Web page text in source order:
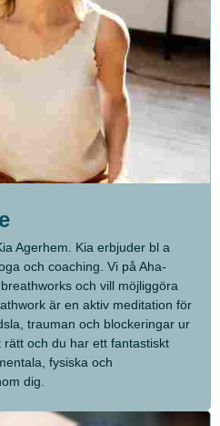
Agerhem. Kia erbjuder bl a
och coaching. Vi på Aha-
och vill möjliggöra
är en aktiv meditation för
trauman och blockeringar ur
och du har ett fantastiskt
fysiska och
dig.